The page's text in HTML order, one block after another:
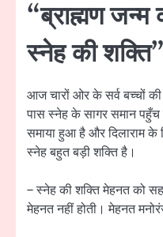
“ब्राह्मण
स्नेह की शक्ति”
आज चारों ओर के सर्व बच्चों की
पास स्नेह के सागर समान पहुँच
समाया हुआ है और दिलाराम के
स्नेह बहुत बड़ी शक्ति है।
– स्नेह की शक्ति मेहनत को
मेहनत नहीं होती। मेहनत